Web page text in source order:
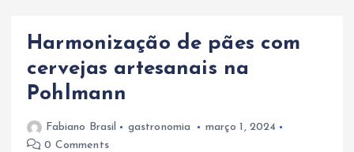
Harmonização de pães com
cervejas artesanais na
Pohlmann
Fabiano Brasil gastronomia
março 1, 2024
0 Comments